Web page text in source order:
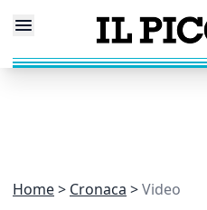
Home Cronaca Video